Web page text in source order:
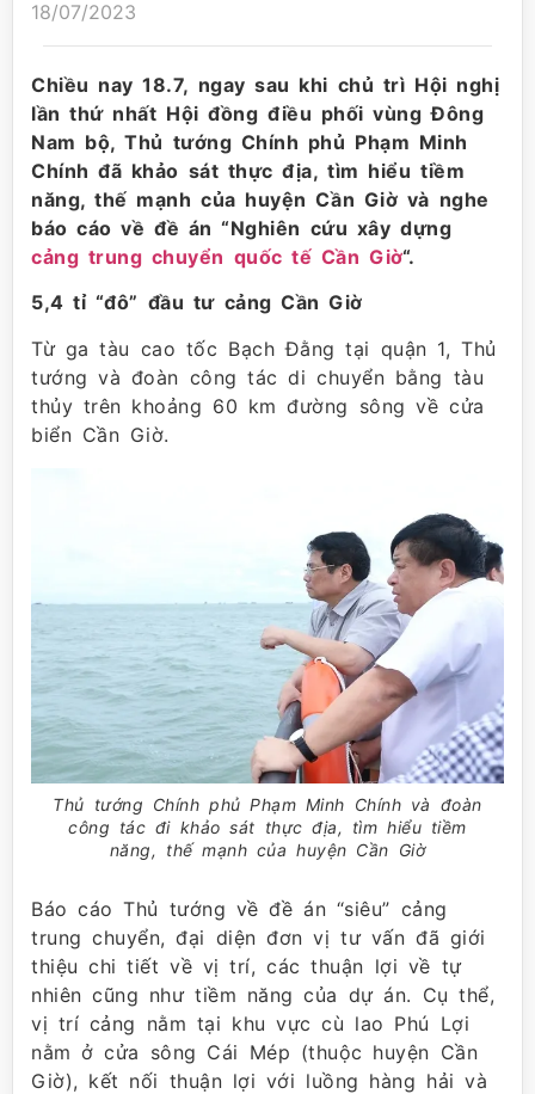
18/07/2023
Chiều nay 18.7, ngay sau khi chủ trì Hội nghị
lần thứ nhất Hội đồng điều phối vùng Đông
Nam bộ, Thủ tướng Chính phủ Phạm Minh
Chính đã khảo sát thực địa, tìm hiểu tiềm
năng, thế mạnh của huyện Cần Giờ và nghe
báo cáo về đề án “Nghiên cứu xây dựng
cảng trung chuyển quốc tế Cần Giờ“.
5,4 tỉ “đô” đầu tư cảng Cần Giờ
Từ ga tàu cao tốc Bạch Đằng tại quận 1, Thủ
tướng và đoàn công tác di chuyển bằng tàu
thủy trên khoảng 60 km đường sông về cửa
biển Cần Giờ.
Thủ tướng Chính phủ Phạm Minh Chính và đoàn
công tác đi khảo sát thực địa, tìm hiểu tiềm
năng, thế mạnh của huyện Cần Giờ
Báo cáo Thủ tướng về đề án “siêu” cảng
trung chuyển, đại diện đơn vị tư vấn đã giới
thiệu chi tiết về vị trí, các thuận lợi về tự
nhiên cũng như tiềm năng của dự án. Cụ thể,
vị trí cảng nằm tại khu vực cù lao Phú Lợi
nằm ở cửa sông Cái Mép (thuộc huyện Cần
Giờ), kết nối thuận lợi với luồng hàng hải và